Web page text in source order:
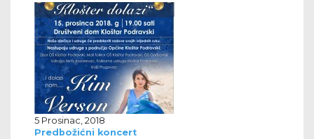
5 Prosinac, 2018
Predbožićni koncert